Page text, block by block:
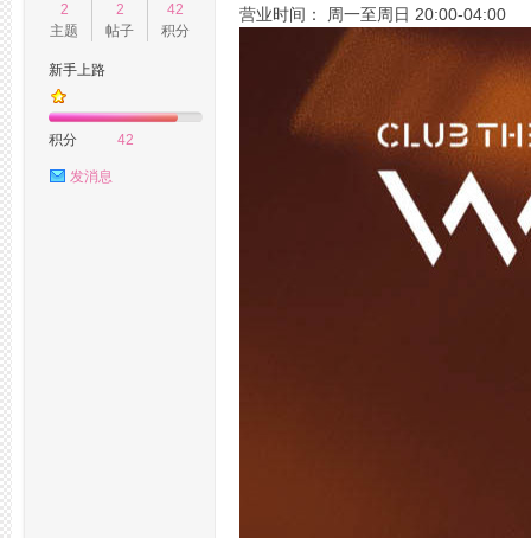
2
主题
2
帖子
42
积分
新手上路
积分 42
发消息
营业时间： 周一至周日 20:00-04:00